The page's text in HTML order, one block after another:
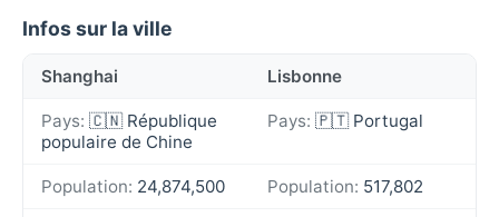
Infos sur la ville
Shanghai Lisbonne
Pays: 🇨🇳 République
populaire de Chine
Pays: 🇵🇹 Portugal
Population: 24,874,500 Population: 517,802